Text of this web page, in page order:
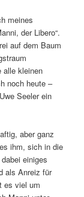
meines
der Libero“.
auf dem Baum
alle kleinen
noch heute –
Seeler ein
aber ganz
ihm, sich in die
einiges
als Anreiz für
es viel um